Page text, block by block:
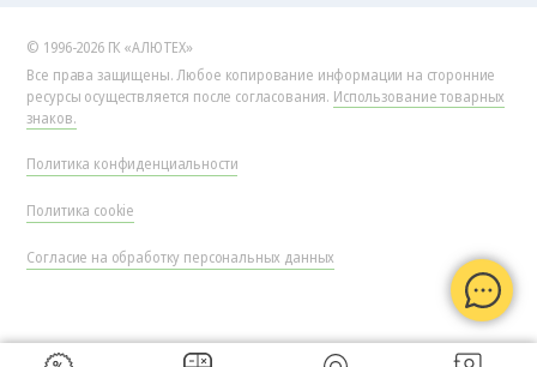
© 1996-2026 ГК «АЛЮТЕХ»
Все права защищены. Любое копирование информации на сторонние
ресурсы осуществляется после согласования. Использование товарных
знаков.
Политика конфиденциальности
Политика cookie
Согласие на обработку персональных данных